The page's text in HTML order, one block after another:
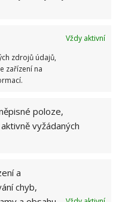
Vždy aktivní
zdrojů údajů,
zařízení na
poloze,
vyžádaných
a
chyb,
nejen různé
ani na sklo. Není
někdy, že jste vytáhli z
měkká voda, tento